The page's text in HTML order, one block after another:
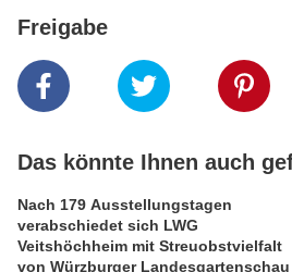
Freigabe
Das könnte Ihnen auch
Nach 179 Ausstellungstagen
verabschiedet sich LWG
Veitshöchheim mit Streuobstvielfalt
von Würzburger Landesgartenschau